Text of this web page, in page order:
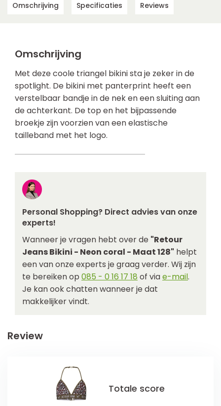
Omschrijving Specificaties Reviews
Omschrijving
Met deze coole triangel bikini sta je zeker in de
spotlight. De bikini met panterprint heeft een
verstelbaar bandje in de nek en een sluiting aan
de achterkant. De top en het bijpassende
broekje zijn voorzien van een elastische
tailleband met het logo.
Personal Shopping? Direct advies van onze
experts!
Wanneer je vragen hebt over de "Retour
Jeans Bikini - Neon coral - Maat 128" helpt
een van onze experts je graag verder. Wij zijn
te bereiken op 085 - 0 16 17 18 of viae-mail.
Je kan ook chatten wanneer je dat
makkelijker vindt.
Review
Totale score